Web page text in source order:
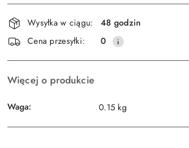
Wyślij
Dostępność
i
dostawa
Wysyłka w ciągu:
48 godzin
Cena przesyłki:
0
Więcej o produkcie
Waga: 0.15 kg